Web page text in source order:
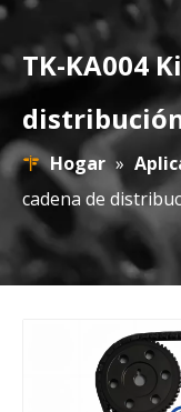
TK-KA004
Hogar »
cadena de